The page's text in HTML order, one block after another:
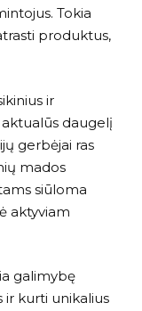
Tokia
produktus,
ir
daugelį
gerbėjai ras
mados
siūloma
aktyviam
galimybę
ir kurti unikalius